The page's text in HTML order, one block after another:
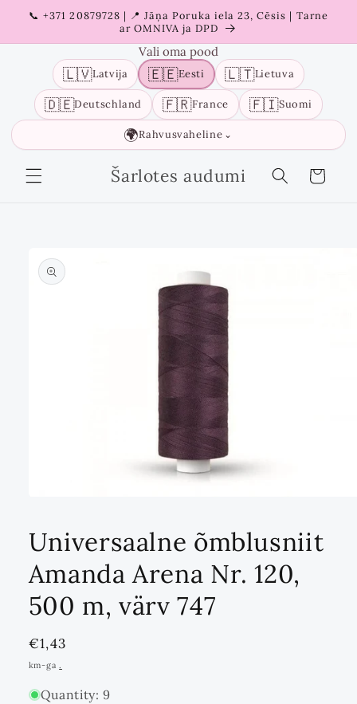
sisu
📞 +371 20879728 | 📍 Jāņa Poruka iela 23, Cēsis | Tarne
ar OMNIVA ja DPD
Vali oma pood
🇱🇻Latvija 🇪🇪Eesti 🇱🇹Lietuva
🇩🇪Deutschland 🇫🇷France 🇫🇮Suomi
🌍Rahvusvaheline ⌄
Šarlotes audumi Ostukorv
tooteinfo
juurde
modaalrežiimis
Universaalne õmblusniit
Amanda Arena Nr. 120,
500 m, värv 747
Standards
hind
€1,43
km-ga
Quantity: 9